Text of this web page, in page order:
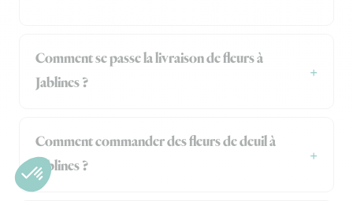
Comment se passe la livraison de fleurs à
Jablines ?
Comment commander des fleurs de deuil à
Jablines ?